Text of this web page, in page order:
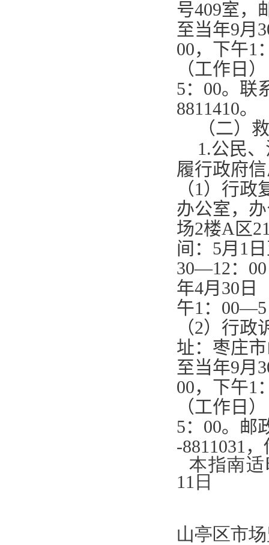
号409室，
至当年9月
00，下午1
（工作日
5： 00。联
8811410。
（二）
1.公民
履行政府
（1 ）行政
办公室，
场2楼A 区2
间： 5月 1
30—12： 00
年4月 30 日
午1 ： 00—5
（2）行政
址：枣庄
至当年9月
00，下午1
（工作日
5： 00。邮
-8811031
本指南适
11日
山亭区市